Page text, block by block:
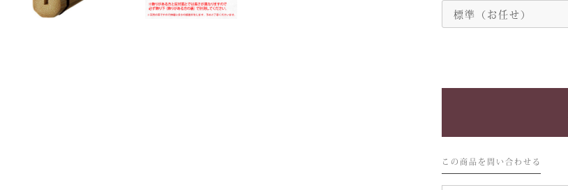
この商品を問い合わせる